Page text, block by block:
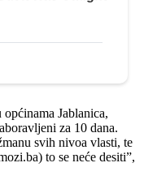
Jablanica,
za 10 dana.
svih nivoa vlasti, te
to se neće desiti”,